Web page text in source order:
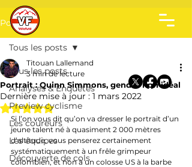
Post
Tous les posts
Analyses & Enquêtes
Preview cyclisme
Les coureurs
Les équipes
Découverte de cols
Tous les posts
Portrait : Quinn Simmons, gendre non idéal
Titouan Lallemand
3 min de lecture
Dernière mise à jour : 1 mars 2022
Noté NaN étoiles sur 5.
Si l’on vous dit qu’on va dresser le portrait d’un
jeune talent né à quasiment 2 000 mètres
d’altitude, vous penserez certainement
systématiquement à un frêle grimpeur
colombien, et non à un colosse US à la barbe